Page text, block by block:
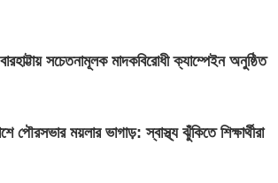
বারহাট্টায় সচেতনামূলক মাদকবিরোধী ক্যাম্পেইন অনুষ্ঠিত
পৌরসভার ময়লার ভাগাড়: স্বাস্থ্য ঝুঁকিতে শিক্ষার্থীরা